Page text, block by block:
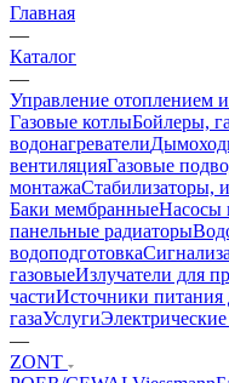
Главная
—
Каталог
—
Управление отоплением
Газовые котлыБойлеры,
водонагреватели
вентиляцияГазовые
монтажаСтабилизаторы,
Баки мембранныеНасосы
панельные радиаторы
водоподготовка
газовыеИзлучатели для
частиИсточники питания
газаУслуги
—
ZONT